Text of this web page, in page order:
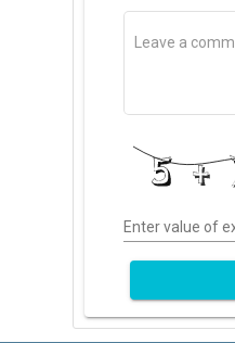
Enter value of